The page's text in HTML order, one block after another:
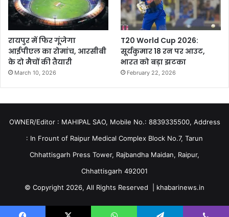
रायपुर में फिर गूंजेगा
आईपीएल का रोमांच, आरसीबी
के दो मैचों की तैयारी
March 10, 2026
T20 World Cup 2026:
सूर्यकुमार 18 रन पर आउट,
भारत को बड़ा झटका
February 22, 2026
OWNER/Editor : MAHIPAL SAO, Mobile No.: 8839335500, Address
: In Frount of Raipur Medical Complex Block No.7, Tarun
Chhattisgarh Press Tower, Rajbandha Maidan, Raipur,
Chhattisgarh 492001
© Copyright 2026, All Rights Reserved | khabarinews.in